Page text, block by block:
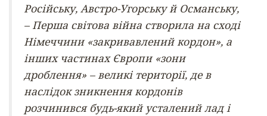
Російську, Австро-Угорську й Османську,
– Перша світова війна створила на сході
Німеччини «закривавлений кордон», а
інших частинах Європи «зони
дроблення» – великі території, де в
наслідок зникнення кордонів
розчинився будь-який усталений лад і